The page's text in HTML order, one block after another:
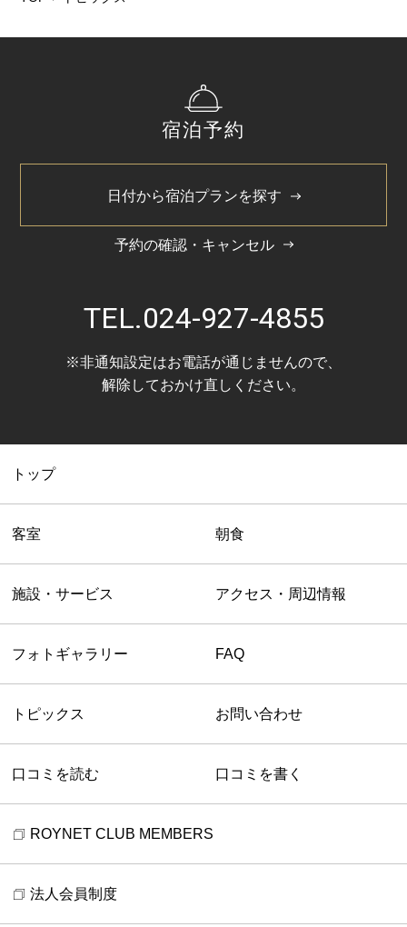
宿泊予約
日付から宿泊プランを探す
予約の確認・キャンセル
TEL.024-927-4855
※非通知設定はお電話が通じませんので、
解除しておかけ直しください。
トップ
客室 朝食
施設・サービス アクセス・周辺情報
フォトギャラリー FAQ
トピックス お問い合わせ
口コミを読む 口コミを書く
ROYNET CLUB MEMBERS
法人会員制度